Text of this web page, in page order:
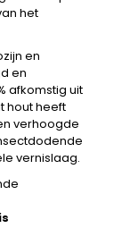
het
en
en
afkomstig uit
hout heeft
verhoogde
vernislaag.